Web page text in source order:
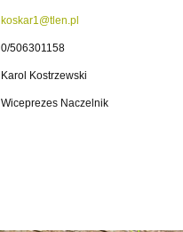
koskar1@tlen.pl
0/506301158
Karol Kostrzewski
Wiceprezes Naczelnik